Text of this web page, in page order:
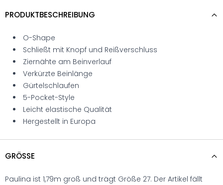
PRODUKTBESCHREIBUNG
O-Shape
Schließt mit Knopf und Reißverschluss
Ziernähte am Beinverlauf
Verkürzte Beinlänge
Gürtelschlaufen
5-Pocket-Style
Leicht elastische Qualität
Hergestellt in Europa
GRÖSSE
Paulina ist 1,79m groß und trägt Größe 27. Der Artikel fällt